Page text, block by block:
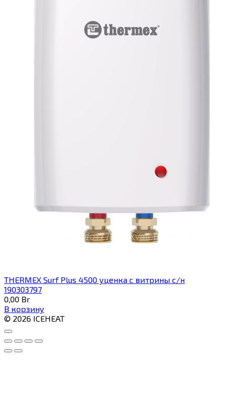
THERMEX Surf Plus 4500 уценка с витрины с/н
190303797
0,00 Br
В корзину
© 2026 ICEHEAT